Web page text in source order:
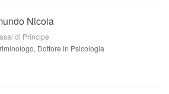
Nicola
di Principe
Dottore in Psicologia